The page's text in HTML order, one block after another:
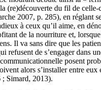
(re)découverte du fil de celle-
2007, p. 285), en réglant
à ceux qu’il aime, en
de la nourriture et,
Il va sans dire que les
refusent de s’engager dans
posent
alors s’installer entre eux
Simard, 2013).